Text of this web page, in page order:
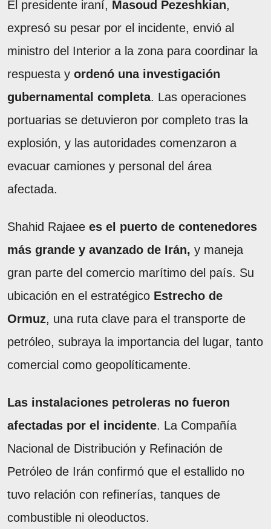
El presidente iraní, Masoud Pezeshkian,
expresó su pesar por el incidente, envió al
ministro del Interior a la zona para coordinar la
respuesta y ordenó una investigación
gubernamental completa. Las operaciones
portuarias se detuvieron por completo tras la
explosión, y las autoridades comenzaron a
evacuar camiones y personal del área
afectada.
Shahid Rajaee es el puerto de contenedores
más grande y avanzado de Irán, y maneja
gran parte del comercio marítimo del país. Su
ubicación en el estratégico Estrecho de
Ormuz, una ruta clave para el transporte de
petróleo, subraya la importancia del lugar, tanto
comercial como geopolíticamente.
Las instalaciones petroleras no fueron
afectadas por el incidente. La Compañía
Nacional de Distribución y Refinación de
Petróleo de Irán confirmó que el estallido no
tuvo relación con refinerías, tanques de
combustible ni oleoductos.